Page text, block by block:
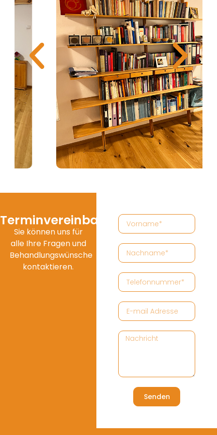
Terminvereinbarung
Sie können uns für
alle Ihre Fragen und
Behandlungswünsche
kontaktieren.
Senden